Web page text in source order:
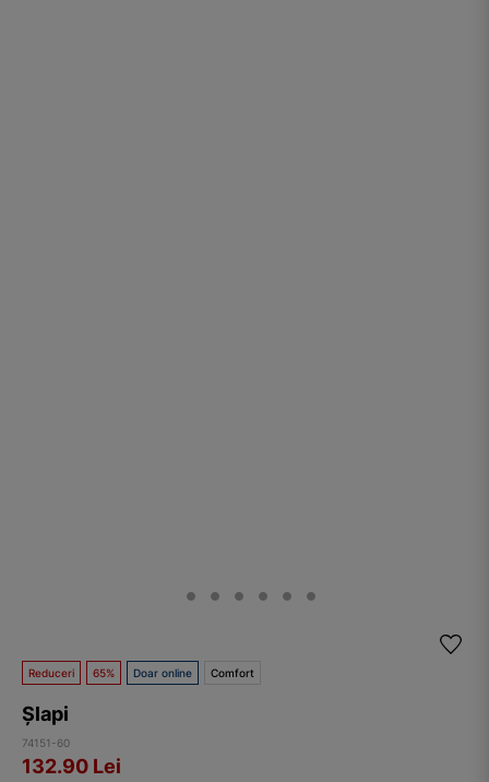
Reduceri 65% Doar online Comfort
Șlapi
74151-60
132.90 Lei